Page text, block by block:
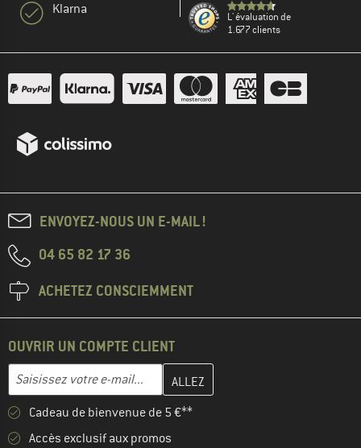
Klarna
L' évaluation de
1.677 clients
ENVOYEZ-NOUS UN E-MAIL !
04 65 82 17 36
ACHETEZ CONSCIEMMENT
OUVRIR UN COMPTE CLIENT
Adresse e-mail
Entrez votre adresse e-mail ici et créez votre compte client à la
Cadeau de bienvenue de 5 €**
Accès exclusif aux promos